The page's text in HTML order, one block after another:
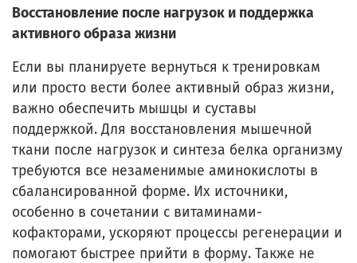
Восстановление после нагрузок и поддержка
активного образа жизни
Если вы планируете вернуться к тренировкам
или просто вести более активный образ жизни,
важно обеспечить мышцы и суставы
поддержкой. Для восстановления мышечной
ткани после нагрузок и синтеза белка организму
требуются все незаменимые аминокислоты в
сбалансированной форме. Их источники,
особенно в сочетании с витаминами-
кофакторами, ускоряют процессы регенерации и
помогают быстрее прийти в форму. Также не